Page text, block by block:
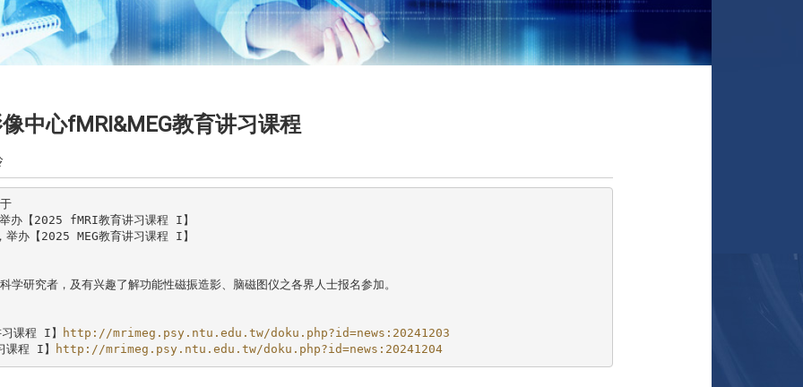
中心fMRI&MEG教育讲习课程
办【2025 fMRI教育讲习课程 I】
办【2025 MEG教育讲习课程 I】
学研究者，及有兴趣了解功能性磁振造影、脑磁图仪之各界人士报名参加。
课程 I】
http://mrimeg.psy.ntu.edu.tw/doku.php?id=news:20241203
课程 I】
http://mrimeg.psy.ntu.edu.tw/doku.php?id=news:20241204